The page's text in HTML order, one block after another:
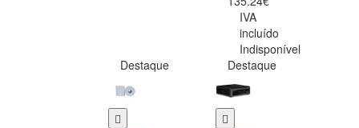
IVA
incluído
Indisponível
Destaque
Destaque